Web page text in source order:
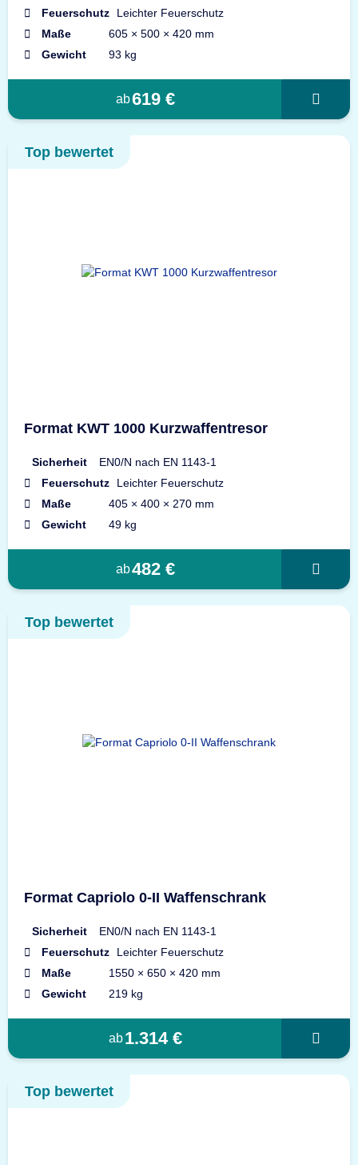
Feuerschutz
Leichter Feuerschutz
Maße
605 × 500 × 420 mm
Gewicht
93 kg
ab619 €
Top bewertet
Format KWT 1000 Kurzwaffentresor
Sicherheit
EN0/N nach EN 1143-1
Feuerschutz
Leichter Feuerschutz
Maße
405 × 400 × 270 mm
Gewicht
49 kg
ab482 €
Top bewertet
Format Capriolo 0-II Waffenschrank
Sicherheit
EN0/N nach EN 1143-1
Feuerschutz
Leichter Feuerschutz
Maße
1550 × 650 × 420 mm
Gewicht
219 kg
ab1.314 €
Top bewertet